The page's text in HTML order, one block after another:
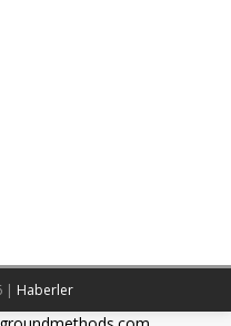
| Haberler